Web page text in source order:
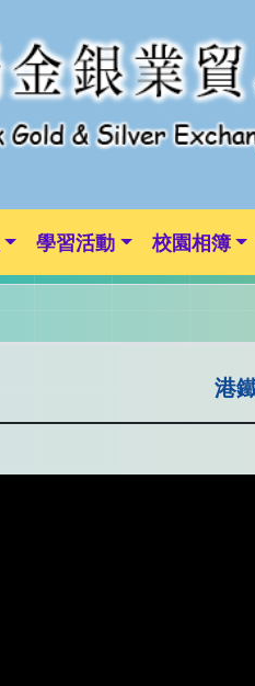
學習活動 校園相簿
港